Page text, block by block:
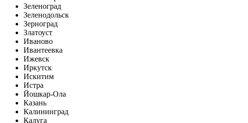
Зеленоград
Зеленодольск
Зерноград
Златоуст
Иваново
Ивантеевка
Ижевск
Иркутск
Искитим
Истра
Йошкар-Ола
Казань
Калининград
Калуга